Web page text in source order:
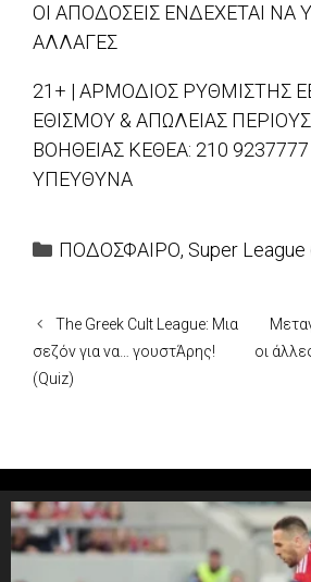
ΟΙ ΑΠΟΔΟΣΕΙΣ ΕΝΔΕΧΕΤΑΙ ΝΑ
ΑΛΛΑΓΕΣ
21+ | ΑΡΜΟΔΙΟΣ ΡΥΘΜΙΣΤΗΣ
ΕΘΙΣΜΟΥ & ΑΠΩΛΕΙΑΣ
ΒΟΗΘΕΙΑΣ ΚΕΘΕΑ: 210 9237777
ΥΠΕΥΘΥΝΑ
Categories
ΠΟΔΟΣΦΑΙΡΟ, Super
The Greek Cult League: Μια
σεζόν για να… γουστΆρης!
(Quiz)
οι